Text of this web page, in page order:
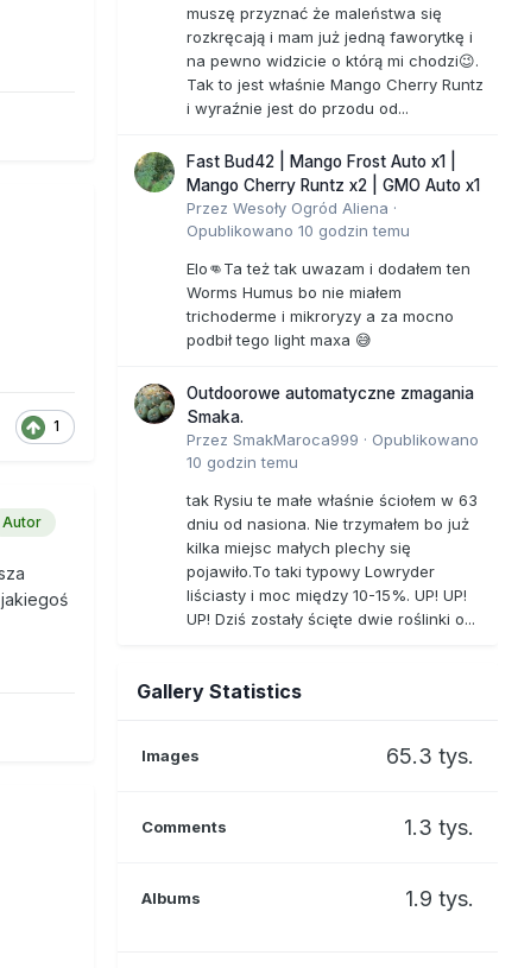
1
Autor
muszę przyznać że maleństwa się
rozkręcają i mam już jedną faworytkę i
na pewno widzicie o którą mi chodzi😉.
Tak to jest właśnie Mango Cherry Runtz
i wyraźnie jest do przodu od...
Fast Bud42 | Mango Frost Auto x1 |
Mango Cherry Runtz x2 | GMO Auto x1
Przez Wesoły Ogród Aliena ·
Opublikowano 10 godzin temu
Elo👊Ta też tak uwazam i dodałem ten
Worms Humus bo nie miałem
trichoderme i mikroryzy a za mocno
podbił tego light maxa 😅
Outdoorowe automatyczne zmagania
Smaka.
Przez SmakMaroca999 · Opublikowano
10 godzin temu
tak Rysiu te małe właśnie ściołem w 63
dniu od nasiona. Nie trzymałem bo już
kilka miejsc małych plechy się
pojawiło.To taki typowy Lowryder
liściasty i moc między 10-15%. UP! UP!
UP! Dziś zostały ścięte dwie roślinki o...
Gallery Statistics
Images 65.3 tys.
Comments 1.3 tys.
Albums 1.9 tys.